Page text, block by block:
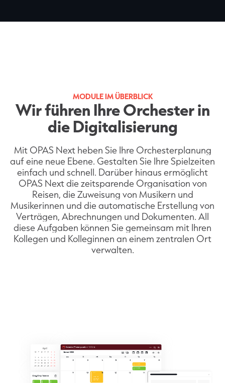
MODULE IM ÜBERBLICK
Wir führen Ihre Orchester in
die Digitalisierung
Mit OPAS Next heben Sie Ihre Orchesterplanung
auf eine neue Ebene. Gestalten Sie Ihre Spielzeiten
einfach und schnell. Darüber hinaus ermöglicht
OPAS Next die zeitsparende Organisation von
Reisen, die Zuweisung von Musikern und
Musikerinnen und die automatische Erstellung von
Verträgen, Abrechnungen und Dokumenten. All
diese Aufgaben können Sie gemeinsam mit Ihren
Kollegen und Kolleginnen an einem zentralen Ort
verwalten.